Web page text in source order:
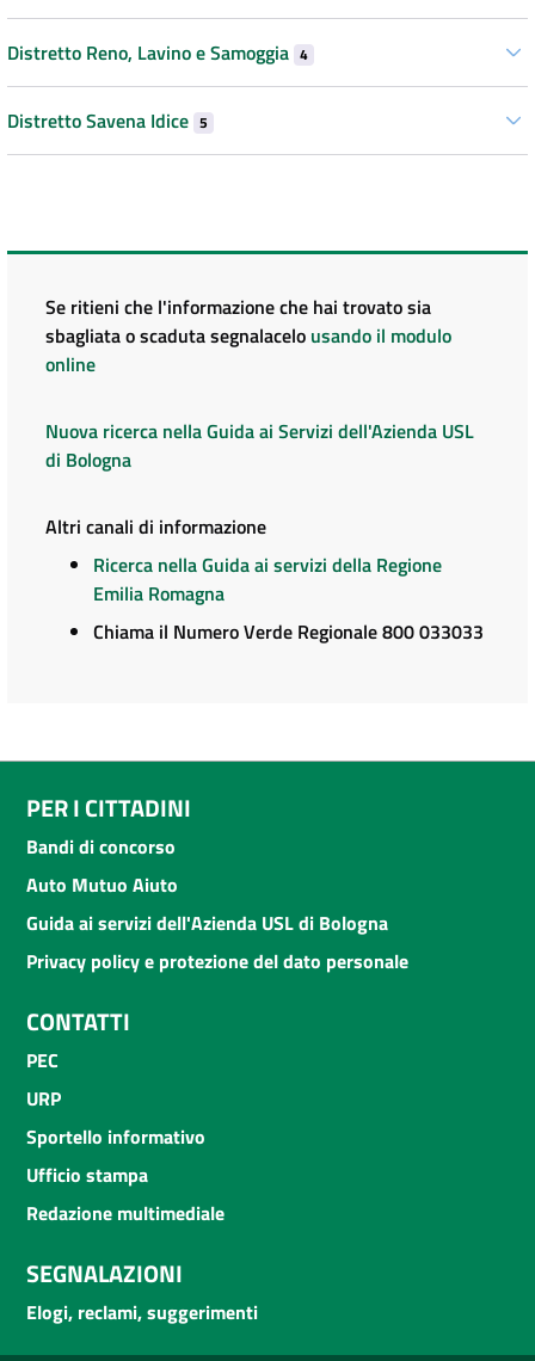
Distretto Reno, Lavino e Samoggia 4
Distretto Savena Idice 5
Se ritieni che l'informazione che hai trovato sia
sbagliata o scaduta segnalacelo usando il modulo
online
Nuova ricerca nella Guida ai Servizi dell'Azienda USL
di Bologna
Altri canali di informazione
Ricerca nella Guida ai servizi della Regione
Emilia Romagna
Chiama il Numero Verde Regionale 800 033033
PER I CITTADINI
Bandi di concorso
Auto Mutuo Aiuto
Guida ai servizi dell'Azienda USL di Bologna
Privacy policy e protezione del dato personale
CONTATTI
PEC
URP
Sportello informativo
Ufficio stampa
Redazione multimediale
SEGNALAZIONI
Elogi, reclami, suggerimenti